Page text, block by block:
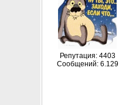
Репутация: 4403
Сообщений: 6.129